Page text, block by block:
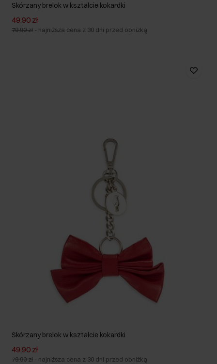
Skórzany brelok w kształcie kokardki
49,90 zł
79,90 zł - najniższa cena z 30 dni przed obniżką
Skórzany brelok w kształcie kokardki
49,90 zł
79,90 zł - najniższa cena z 30 dni przed obniżką